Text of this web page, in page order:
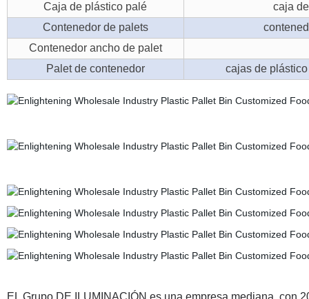
Caja de plástico palé
caja
Contenedor de palets
Contenedor ancho de palet
Palet de contenedor
cajas de
EL Grupo DE ILUMINACIÓN es una empresa mediana, con